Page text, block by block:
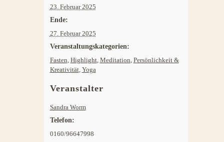
23. Februar 2025
Ende:
27. Februar 2025
Veranstaltungskategorien:
Fasten Highlight, Meditation Persönlichkeit &
Kreativität, Yoga
Veranstalter
Sandra Worm
Telefon:
0160/96647998